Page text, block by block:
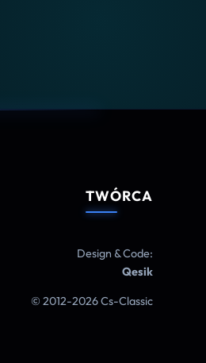
TWÓRCA
Design & Code:
Qesik
© 2012-2026 Cs-Classic